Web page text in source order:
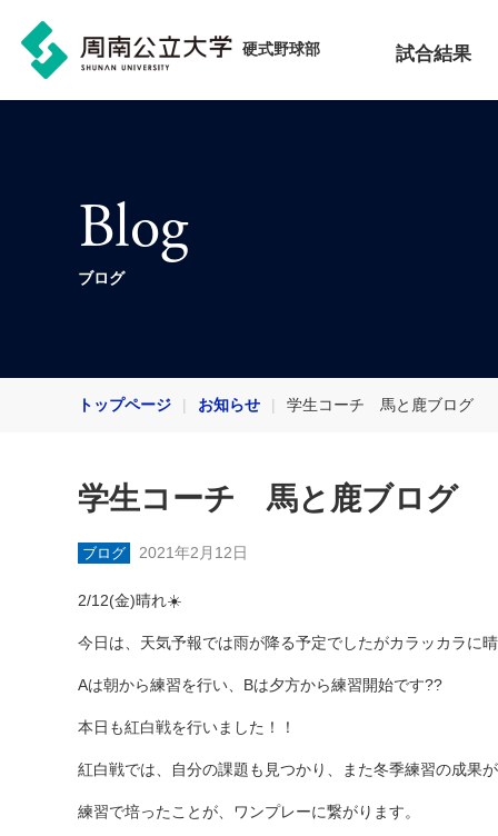
硬式野球部 試合結果
Blog
ブログ
トップページ お知らせ 学生コーチ 馬と鹿ブログ
学生コーチ 馬と鹿ブログ
ブログ 2021年2月12日
2/12(金)晴れ☀️
今日は、天気予報では雨が降る予定でしたがカラッカラに
Aは朝から練習を行い、Bは夕方から練習開始です??
本日も紅白戦を行いました！！
紅白戦では、自分の課題も見つかり、また冬季練習の成果
練習で培ったことが、ワンプレーに繋がります。